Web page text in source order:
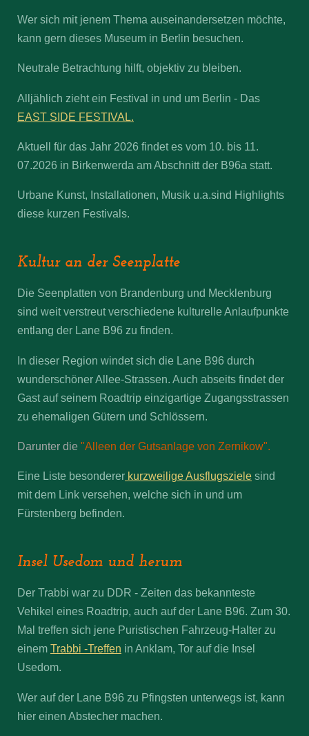
Wer sich mit jenem Thema auseinandersetzen möchte,
kann gern dieses Museum in Berlin besuchen.
Neutrale Betrachtung hilft, objektiv zu bleiben.
Alljählich zieht ein Festival in und um Berlin - Das
EAST SIDE FESTIVAL.
Aktuell für das Jahr 2026 findet es vom 10. bis 11.
07.2026 in Birkenwerda am Abschnitt der B96a statt.
Urbane Kunst, Installationen, Musik u.a.sind Highlights
diese kurzen Festivals.
Kultur an der Seenplatte
Die Seenplatten von Brandenburg und Mecklenburg
sind weit verstreut verschiedene kulturelle Anlaufpunkte
entlang der Lane B96 zu finden.
In dieser Region windet sich die Lane B96 durch
wunderschöner Allee-Strassen. Auch abseits findet der
Gast auf seinem Roadtrip einzigartige Zugangsstrassen
zu ehemaligen Gütern und Schlössern.
Darunter die "Alleen der Gutsanlage von Zernikow".
Eine Liste besonderer kurzweilige Ausflugsziele sind
mit dem Link versehen, welche sich in und um
Fürstenberg befinden.
Insel Usedom und herum
Der Trabbi war zu DDR - Zeiten das bekannteste
Vehikel eines Roadtrip, auch auf der Lane B96. Zum 30.
Mal treffen sich jene Puristischen Fahrzeug-Halter zu
einem Trabbi -Treffen in Anklam, Tor auf die Insel
Usedom.
Wer auf der Lane B96 zu Pfingsten unterwegs ist, kann
hier einen Abstecher machen.